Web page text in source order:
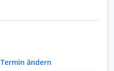
Termin ändern